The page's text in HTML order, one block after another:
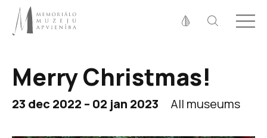
100%
Kontrasts
Merry Christmas!
23 dec 2022 – 02 jan 2023 All museums